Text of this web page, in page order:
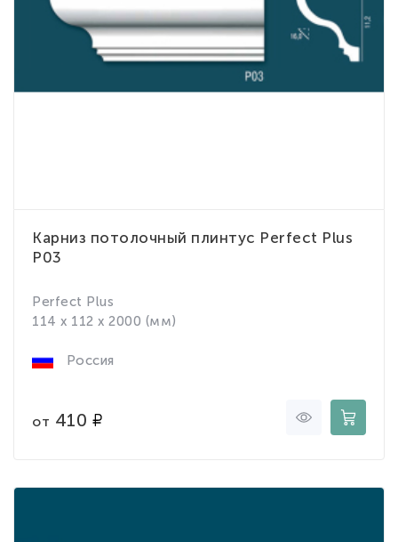
Карниз потолочный плинтус Perfect Plus
P03
Perfect Plus
114 x 112 x 2000 (мм)
Россия
от 410